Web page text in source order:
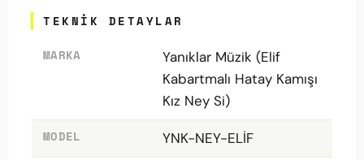
TEKNIK DETAYLAR
MARKA
Yanıklar Müzik (Elif
Kabartmalı Hatay Kamışı
Kız Ney Si)
MODEL YNK-NEY-ELİF